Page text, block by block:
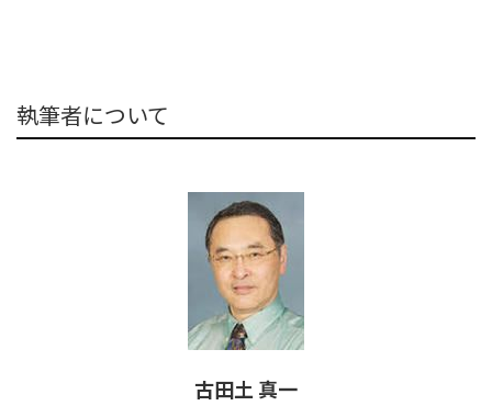
執筆者について
古田土 真一